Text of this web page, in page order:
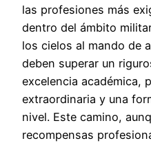
las profesiones más
dentro del ámbito
los cielos al mando de
deben superar un
excelencia académica,
extraordinaria y una
nivel. Este camino,
recompensas